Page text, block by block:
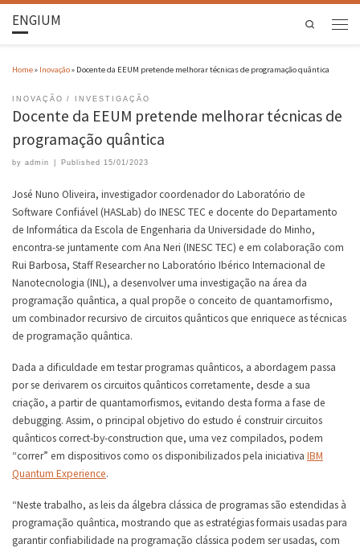
ENGIUM Search
Home» Inovação» Docente da EEUM pretende melhorar técnicas de programação quântica
INOVAÇÃO INVESTIGAÇÃO
Docente da EEUM pretende melhorar técnicas de
programação quântica
by admin Published 15/01/2023
José Nuno Oliveira, investigador coordenador do Laboratório de
Software Confiável (HASLab) do INESC TEC e docente do Departamento
de Informática da Escola de Engenharia da Universidade do Minho,
encontra-se juntamente com Ana Neri (INESC TEC) e em colaboração com
Rui Barbosa, Staff Researcher no Laboratório Ibérico Internacional de
Nanotecnologia (INL), a desenvolver uma investigação na área da
programação quântica, a qual propõe o conceito de quantamorfismo,
um combinador recursivo de circuitos quânticos que enriquece as técnicas
de programação quântica.
Dada a dificuldade em testar programas quânticos, a abordagem passa
por se derivarem os circuitos quânticos corretamente, desde a sua
criação, a partir de quantamorfismos, evitando desta forma a fase de
debugging. Assim, o principal objetivo do estudo é construir circuitos
quânticos correct-by-construction que, uma vez compilados, podem
“correr” em dispositivos como os disponibilizados pela iniciativa IBM
Quantum Experience.
“Neste trabalho, as leis da álgebra clássica de programas são estendidas à
programação quântica, mostrando que as estratégias formais usadas para
garantir confiabilidade na programação clássica podem ser usadas, com